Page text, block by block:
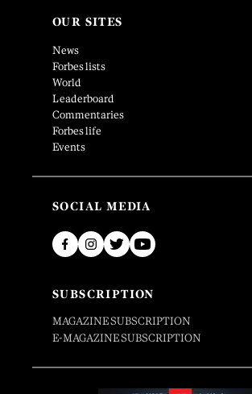
OUR SITES
News
Forbes lists
World
Leaderboard
Commentaries
Forbes life
Events
SOCIAL MEDIA
SUBSCRIPTION
MAGAZINE SUBSCRIPTION
E-MAGAZINE SUBSCRIPTION